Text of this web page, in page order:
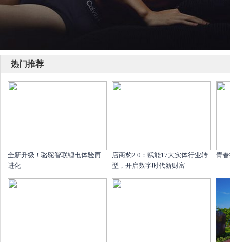
热门推荐
全新升级！骆驼智联锂电体验再
进化
店商豹2.0：赋能17大实体行业转
型，开启数字时代新财富
青
——